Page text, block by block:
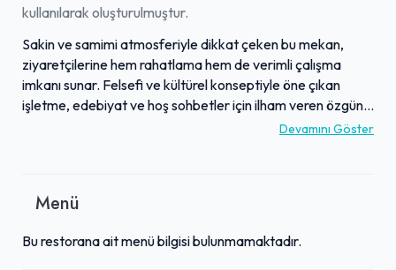
kullanılarak oluşturulmuştur.
Sakin ve samimi atmosferiyle dikkat çeken bu mekan,
ziyaretçilerine hem rahatlama hem de verimli çalışma
imkanı sunar. Felsefi ve kültürel konseptiyle öne çıkan
işletme, edebiyat ve hoş sohbetler için ilham veren özgün
bir ortam sağlar. Güler yüzlü ve samimi çalışanları
arayanlara eşsiz anlar vadediyor. Mersin'de farklı bir kafe
dinleyebilecekleri hem de sosyalleşebilecekleri ideal bir
Devamını Göster
Menü
Bu restorana ait menü bilgisi bulunmamaktadır.